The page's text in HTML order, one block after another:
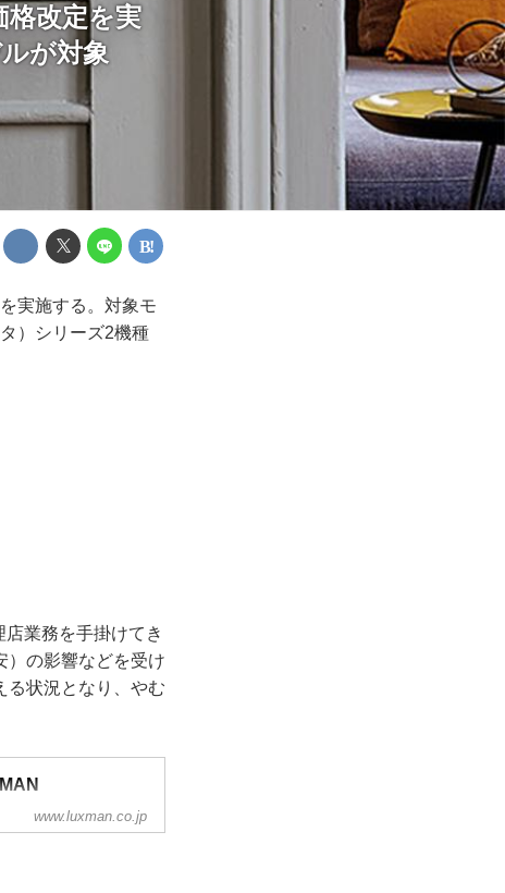
改定を実
が対象
実施する。対象モ
）シリーズ2機種
業務を手掛けてき
）の影響などを受け
る状況となり、やむ
www.luxman.co.jp